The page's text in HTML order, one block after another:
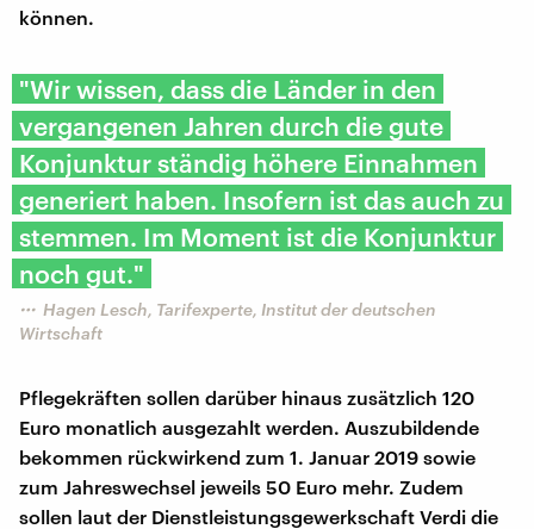
können.
"Wir wissen, dass die Länder in den
vergangenen Jahren durch die gute
Konjunktur ständig höhere Einnahmen
generiert haben. Insofern ist das auch zu
stemmen. Im Moment ist die Konjunktur
noch gut."
Hagen Lesch, Tarifexperte, Institut der deutschen
Wirtschaft
Pflegekräften sollen darüber hinaus zusätzlich 120
Euro monatlich ausgezahlt werden. Auszubildende
bekommen rückwirkend zum 1. Januar 2019 sowie
zum Jahreswechsel jeweils 50 Euro mehr. Zudem
sollen laut der Dienstleistungsgewerkschaft Verdi die